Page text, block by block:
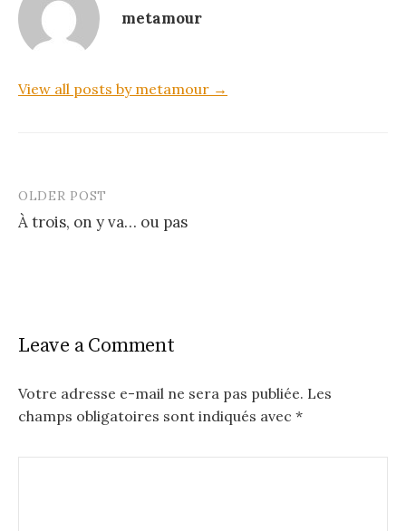
metamour
View all posts by metamour →
Post
navigation
OLDER POST
À trois, on y va… ou pas
Leave a Comment
Votre adresse e-mail ne sera pas publiée. Les
champs obligatoires sont indiqués avec *